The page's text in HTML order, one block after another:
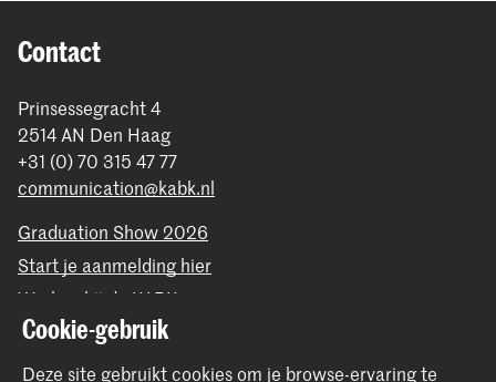
Contact
Prinsessegracht 4
2514 AN Den Haag
+31 (0) 70 315 47 77
communication@kabk.nl
Graduation Show 2026
Start je aanmelding hier
Werken bij de KABK
Contactinfo
Cookie-gebruik
Deze site gebruikt cookies om je browse-ervaring te